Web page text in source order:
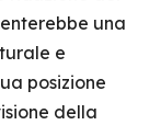
una
e
posizione
della